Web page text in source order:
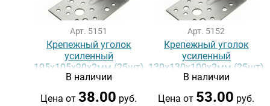
Арт. 5151
Крепежный уголок
усиленный
105х105х90x2мм (25шт)
В наличии
Цена от38.00 руб.
Арт. 5152
Крепежный уголок
усиленный
130х130х100x2мм (25шт)
В наличии
Цена от 53.00 руб.